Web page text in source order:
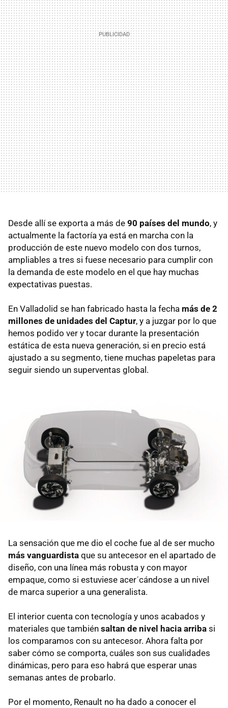
Desde allí se exporta a más de 90 países del mundo, y
actualmente la factoría ya está en marcha con la
producción de este nuevo modelo con dos turnos,
ampliables a tres si fuese necesario para cumplir con
la demanda de este modelo en el que hay muchas
expectativas puestas.
En Valladolid se han fabricado hasta la fecha más de 2
millones de unidades del Captur, y a juzgar por lo que
hemos podido ver y tocar durante la presentación
estática de esta nueva generación, si en precio está
ajustado a su segmento, tiene muchas papeletas para
seguir siendo un superventas global.
La sensación que me dio el coche fue al de ser mucho
más vanguardista que su antecesor en el apartado de
diseño, con una línea más robusta y con mayor
empaque, como si estuviese acer´cándose a un nivel
de marca superior a una generalista.
El interior cuenta con tecnología y unos acabados y
materiales que también saltan de nivel hacia arriba si
los comparamos con su antecesor. Ahora falta por
saber cómo se comporta, cuáles son sus cualidades
dinámicas, pero para eso habrá que esperar unas
semanas antes de probarlo.
Por el momento, Renault no ha dado a conocer el